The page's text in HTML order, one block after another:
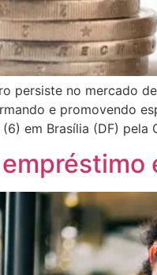
persiste no mercado
e promovendo
em Brasília (DF)